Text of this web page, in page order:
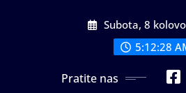
Subota, 8
5:12:29
Pratite nas